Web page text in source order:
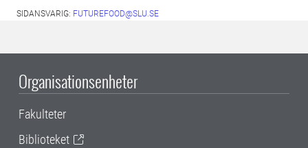
SIDANSVARIG: FUTUREFOOD@SLU.SE
Organisationsenheter
Fakulteter
Biblioteket